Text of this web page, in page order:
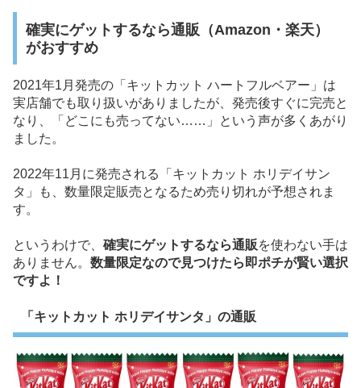
確実にゲットするなら通販（Amazon・楽天）
がおすすめ
2021年1月発売の「キットカット ハートフルベアー」は
実店舗でも取り扱いがありましたが、発売後すぐに完売と
なり、「どこにも売ってない……」という声が多くあがり
ました。
2022年11月に発売される「キットカット ホリデイサン
タ」も、数量限定販売となるため売り切れが予想されま
す。
というわけで、 確実にゲットするなら通販を使わない手は
ありません。 数量限定なので見つけたら即ポチが賢い選択
ですよ！
「キットカット ホリデイサンタ」の通販